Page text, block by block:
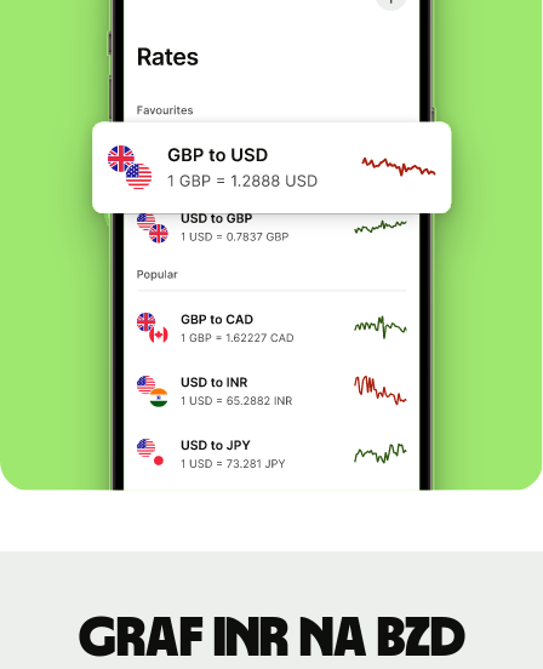
graf INR na BZD